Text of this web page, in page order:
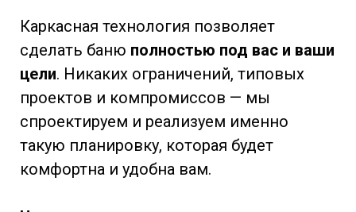
Каркасная технология позволяет
сделать баню полностью под вас и ваши
цели. Никаких ограничений, типовых
проектов и компромиссов — мы
спроектируем и реализуем именно
такую планировку, которая будет
комфортна и удобна вам.